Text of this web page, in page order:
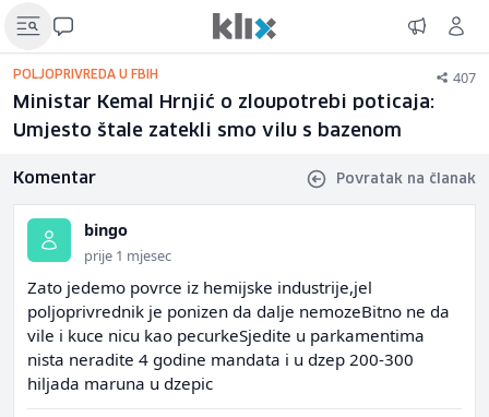
POLJOPRIVREDA U FBIH 407
Ministar Kemal Hrnjić o zloupotrebi poticaja:
Umjesto štale zatekli smo vilu s bazenom
Komentar Povratak na članak
bingo
prije 1 mjesec
Zato jedemo povrce iz hemijske industrije,jel
poljoprivrednik je ponizen da dalje nemozeBitno ne da
vile i kuce nicu kao pecurkeSjedite u parkamentima
nista neradite 4 godine mandata i u dzep 200-300
hiljada maruna u dzepic